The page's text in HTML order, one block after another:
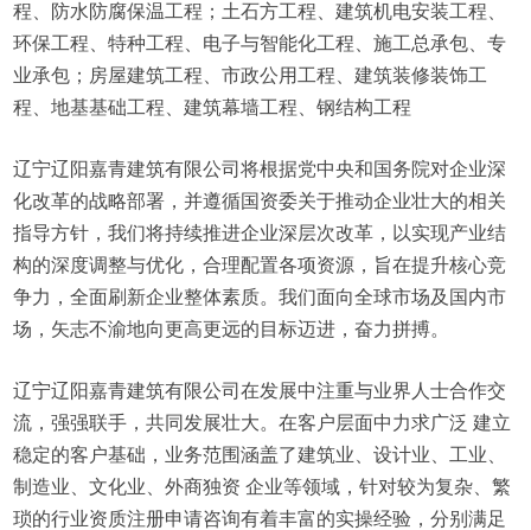
程、防水防腐保温工程；土石方工程、建筑机电安装工程、
环保工程、特种工程、电子与智能化工程、施工总承包、专
业承包；房屋建筑工程、市政公用工程、建筑装修装饰工
程、地基基础工程、建筑幕墙工程、钢结构工程
辽宁辽阳嘉青建筑有限公司将根据党中央和国务院对企业深
化改革的战略部署，并遵循国资委关于推动企业壮大的相关
指导方针，我们将持续推进企业深层次改革，以实现产业结
构的深度调整与优化，合理配置各项资源，旨在提升核心竞
争力，全面刷新企业整体素质。我们面向全球市场及国内市
场，矢志不渝地向更高更远的目标迈进，奋力拼搏。
辽宁辽阳嘉青建筑有限公司在发展中注重与业界人士合作交
流，强强联手，共同发展壮大。在客户层面中力求广泛 建立
稳定的客户基础，业务范围涵盖了建筑业、设计业、工业、
制造业、文化业、外商独资 企业等领域，针对较为复杂、繁
琐的行业资质注册申请咨询有着丰富的实操经验，分别满足